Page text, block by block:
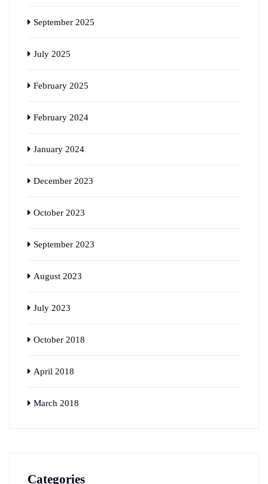
September 2025
July 2025
February 2025
February 2024
January 2024
December 2023
October 2023
September 2023
August 2023
July 2023
October 2018
April 2018
March 2018
Categories